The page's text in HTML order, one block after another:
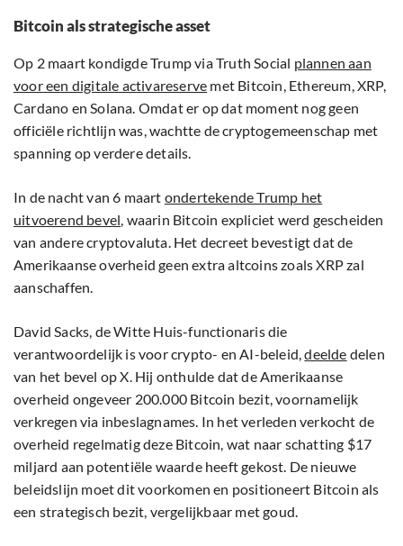
Bitcoin als strategische asset
Op 2 maart kondigde Trump via Truth Social plannen aan
voor een digitale activareserve met Bitcoin, Ethereum, XRP,
Cardano en Solana. Omdat er op dat moment nog geen
officiële richtlijn was, wachtte de cryptogemeenschap met
spanning op verdere details.
In de nacht van 6 maart ondertekende Trump het
uitvoerend bevel, waarin Bitcoin expliciet werd gescheiden
van andere cryptovaluta. Het decreet bevestigt dat de
Amerikaanse overheid geen extra altcoins zoals XRP zal
aanschaffen.
David Sacks, de Witte Huis-functionaris die
verantwoordelijk is voor crypto- en AI-beleid,deelde delen
van het bevel op X. Hij onthulde dat de Amerikaanse
overheid ongeveer 200.000 Bitcoin bezit, voornamelijk
verkregen via inbeslagnames. In het verleden verkocht de
overheid regelmatig deze Bitcoin, wat naar schatting $17
miljard aan potentiële waarde heeft gekost. De nieuwe
beleidslijn moet dit voorkomen en positioneert Bitcoin als
een strategisch bezit, vergelijkbaar met goud.